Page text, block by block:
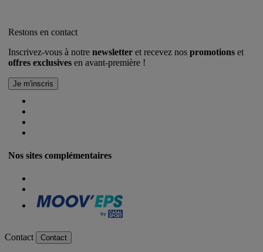
Restons en contact
Inscrivez-vous à notre newsletter et recevez nos promotions et
offres exclusives en avant-première !
Nos sites complémentaires
Contact Contact